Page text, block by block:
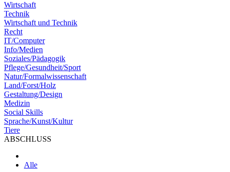
Wirtschaft
Technik
Wirtschaft und Technik
Recht
IT/Computer
Info/Medien
Soziales/Pädagogik
Pflege/Gesundheit/Sport
Natur/Formalwissenschaft
Land/Forst/Holz
Gestaltung/Design
Medizin
Social Skills
Sprache/Kunst/Kultur
Tiere
ABSCHLUSS
Alle